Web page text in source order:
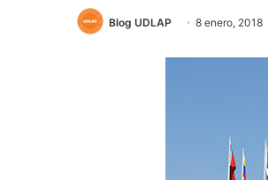
Blog UDLAP 8 enero, 2018